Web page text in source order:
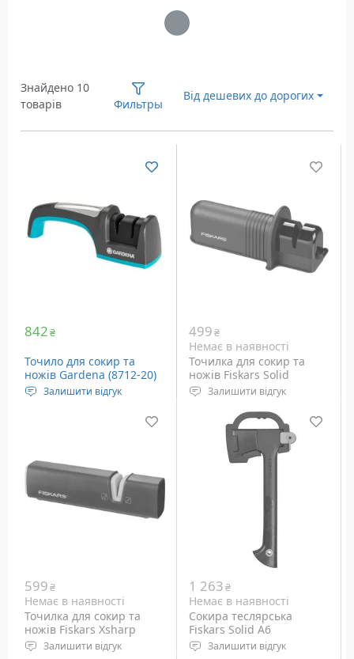
Загрузка...
Знайдено 10
товарів
Фильтры
Від дешевих до дорогих
842₴
Точило для сокир та
ножів Gardena (8712-20)
Залишити відгук
Стругачка для сокир та
499₴
Немає в наявності
Точилка для сокир та
ножів Fiskars Solid
Залишити відгук
Точилка для сокир та
ножів з керамічними
дисками.
599₴
Немає в наявності
Точилка для сокир та
ножів Fiskars Xsharp
Залишити відгук
1 263₴
Немає в наявності
Сокира теслярська
Fiskars Solid A6
Залишити відгук